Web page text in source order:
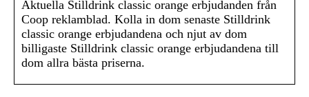
Aktuella Stilldrink classic orange erbjudanden från
Coop reklamblad. Kolla in dom senaste Stilldrink
classic orange erbjudandena och njut av dom
billigaste Stilldrink classic orange erbjudandena till
dom allra bästa priserna.